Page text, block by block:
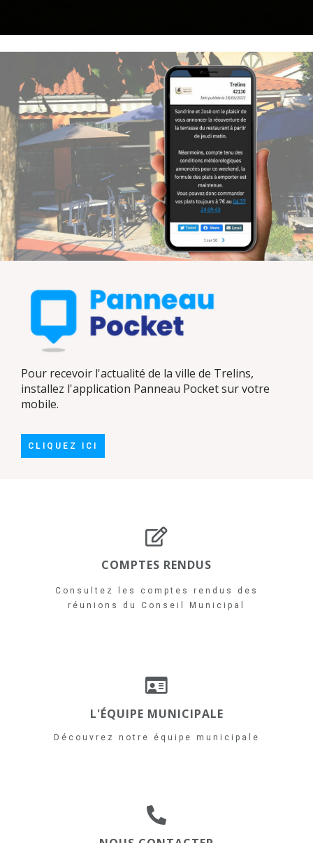
Pour recevoir l'actualité de la ville de Trelins,
installez l'application Panneau Pocket sur votre
mobile.
CLIQUEZ ICI
COMPTES RENDUS
Consultez les comptes rendus des
réunions du Conseil Municipal
L'ÉQUIPE MUNICIPALE
Découvrez notre équipe municipale